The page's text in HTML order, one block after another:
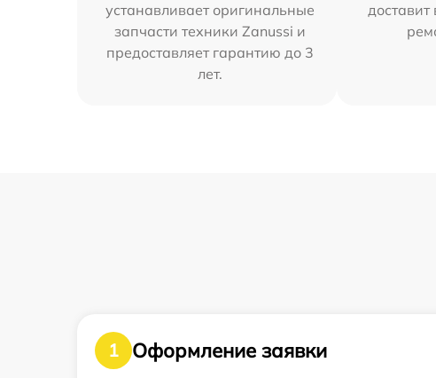
устанавливает оригинальные
запчасти техники Zanussi и
предоставляет гарантию до 3
лет.
доставит
1
Оформление заявки